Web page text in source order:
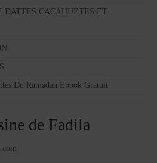
DATTES CACAHUÈTES ET
Du Ramadan Ebook Gratuit
de Fadila